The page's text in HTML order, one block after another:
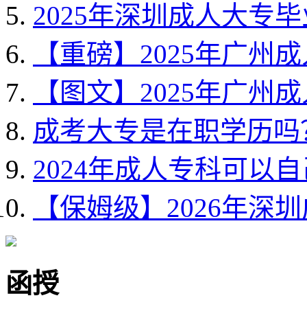
2025年深圳成人大专
【重磅】2025年广州
【图文】2025年广州
成考大专是在职学历吗
2024年成人专科可以
【保姆级】2026年深
函授